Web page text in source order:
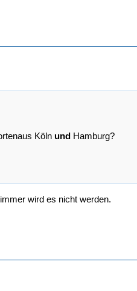
Köln und Hamburg?
wird es nicht werden.